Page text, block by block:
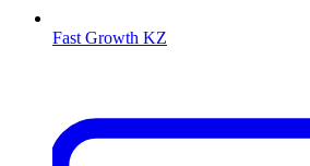
Fast Growth KZ